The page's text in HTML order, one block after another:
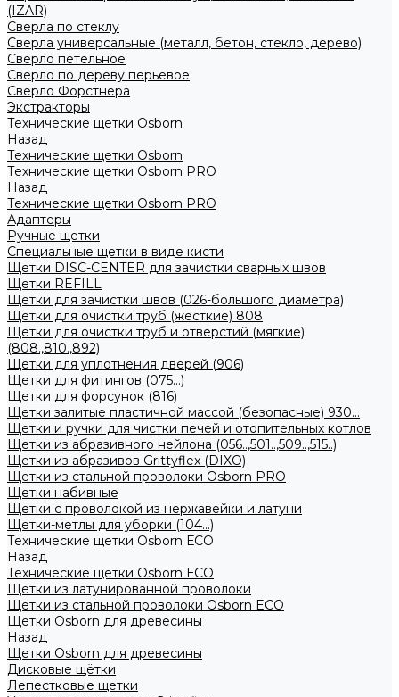
(IZAR)
Сверла по стеклу
Сверла универсальные (металл, бетон, стекло, дерево)
Сверло петельное
Сверло по дереву перьевое
Сверло Форстнера
Экстракторы
Технические щетки Osborn
Назад
Технические щетки Osborn
Технические щетки Osborn PRO
Назад
Технические щетки Osborn PRO
Адаптеры
Ручные щетки
Специальные щетки в виде кисти
Щетки DISC-CENTER для зачистки сварных швов
Щетки REFILL
Щетки для зачистки швов (026-большого диаметра)
Щетки для очистки труб (жесткие) 808
Щетки для очистки труб и отверстий (мягкие)
(808.,810.,892)
Щетки для уплотнения дверей (906)
Щетки для фитингов (075...)
Щетки для форсунок (816)
Щетки залитые пластичной массой (безопасные) 930...
Щетки и ручки для чистки печей и отопительных котлов
Щетки из абразивного нейлона (056..,501..,509..,515..)
Щетки из абразивов Grittyflex (DIXO)
Щетки из стальной проволоки Osborn PRO
Щетки набивные
Щетки с проволокой из нержавейки и латуни
Щетки-метлы для уборки (104...)
Технические щетки Osborn ЕСО
Назад
Технические щетки Osborn ЕСО
Щетки из латунированной проволоки
Щетки из стальной проволоки Osborn ECO
Щетки Osborn для древесины
Назад
Щетки Osborn для древесины
Дисковые щётки
Лепестковые щетки